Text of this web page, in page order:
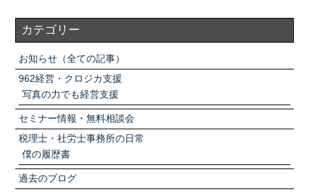
カテゴリー
お知らせ（全ての記事）
962経営・クロジカ支援
写真の力でも経営支援
セミナー情報・無料相談会
税理士・社労士事務所の日常
僕の履歴書
過去のブログ